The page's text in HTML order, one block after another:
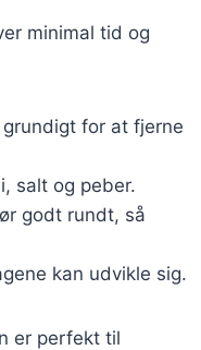
minimal tid og
for at fjerne
salt og peber.
godt rundt, så
kan udvikle sig.
er perfekt til